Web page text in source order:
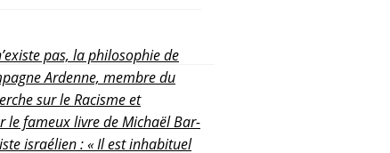
pas, la philosophie de
Ardenne, membre du
sur le Racisme et
le fameux livre deMichaël Bar-
israélien :« Il est inhabituel